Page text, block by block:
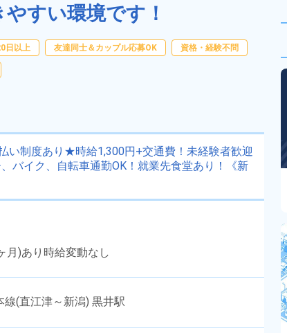
すい環境です！
日以上 友達同士＆カップル応募OK 資格・経験不問
い制度あり★時給1,300円+交通費！未経験者歓迎
バイク、自転車通勤OK！就業先食堂あり！《新
月)あり時給変動なし
(直江津～新潟) 黒井駅